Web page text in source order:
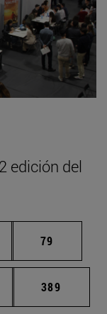
edición del
intermedias
Página
79
intermedias
Página
389